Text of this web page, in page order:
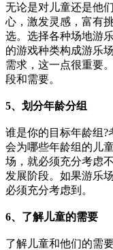
无论是对儿童还是他
心，激发灵感，富有
选。选择各种场地游
的游戏种类构成游乐
需求，这一点很重要
段和需要。
5、划分年龄分组
谁是你的目标年龄组?
会为哪些年龄组的儿
场，就必须充分考虑
发展阶段。如果游乐
必须充分考虑到。
6、了解儿童的需要
了解儿童和他们的需